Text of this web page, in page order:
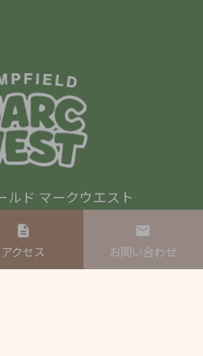
アクセス お問い合わせ
ルド マークウエスト
葉県印西市平賀2719
9815-3838